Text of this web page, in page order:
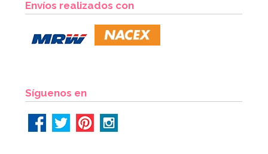
6,95€
Envíos realizados con
Síguenos en